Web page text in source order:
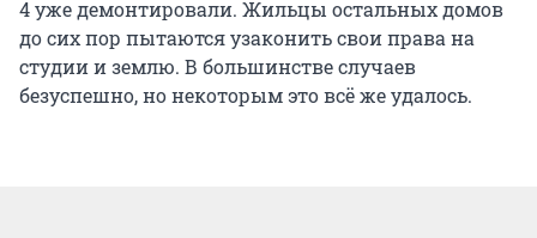
4 уже демонтировали. Жильцы остальных домов
до сих пор пытаются узаконить свои права на
студии и землю. В большинстве случаев
безуспешно, но некоторым это всё же удалось.